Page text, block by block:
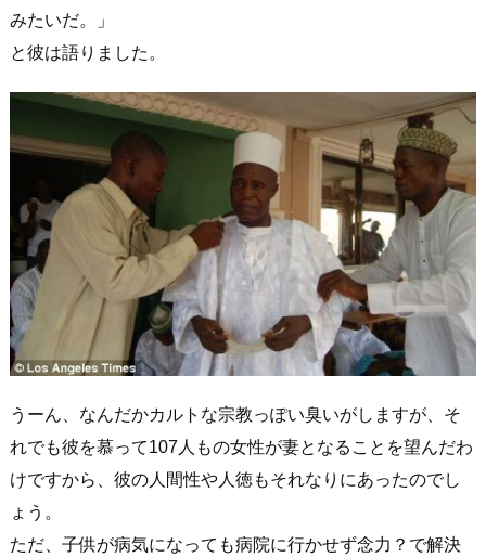
みたいだ。」
と彼は語りました。
うーん、なんだかカルトな宗教っぽい臭いがしますが、そ
れでも彼を慕って107人もの女性が妻となることを望んだわ
けですから、彼の人間性や人徳もそれなりにあったのでし
ょう。
ただ、子供が病気になっても病院に行かせず念力？で解決